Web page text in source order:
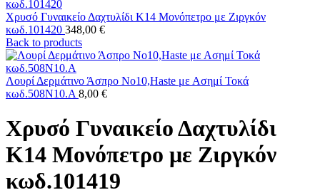
Χρυσό Γυναικείο Δαχτυλίδι Κ14 Μονόπετρο με Ζιργκόν
κωδ.101420 348,00 €
Back to products
Λουρί Δερμάτινο Άσπρο Nο10,Haste με Ασημί Τοκά
κωδ.508Ν10.Α 8,00 €
Χρυσό Γυναικείο Δαχτυλίδι
Κ14 Μονόπετρο με Ζιργκόν
κωδ.101419